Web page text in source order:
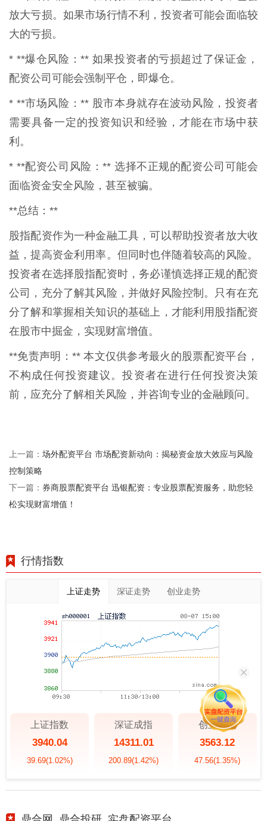
放大亏损。如果市场行情不利，投资者可能会面临较
大的亏损。
* **爆仓风险：** 如果投资者的亏损超过了保证金，
配资公司可能会强制平仓，即爆仓。
* **市场风险：** 股市本身就存在波动风险，投资者
需要具备一定的投资知识和经验，才能在市场中获
利。
* **配资公司风险：** 选择不正规的配资公司可能会
面临资金安全风险，甚至被骗。
**总结：**
股指配资作为一种金融工具，可以帮助投资者放大收
益，提高资金利用率。但同时也伴随着较高的风险。
投资者在选择股指配资时，务必谨慎选择正规的配资
公司，充分了解其风险，并做好风险控制。只有在充
分了解和掌握相关知识的基础上，才能利用股指配资
在股市中掘金，实现财富增值。
**免责声明：** 本文仅供参考最火的股票配资平台，
不构成任何投资建议。投资者在进行任何投资决策
前，应充分了解相关风险，并咨询专业的金融顾问。
上一篇： 场外配资平台 市场配资新动向：揭秘资金放大效应与风险
控制策略
下一篇： 券商股票配资平台 迅银配资：专业股票配资服务，助您轻
松实现财富增值！
行情指数
上证走势 深证走势 创业走势
上证指数
3940.04
39.69(1.02%)
深证成指
14311.01
200.89(1.42%)
创业板指
3563.12
47.56(1.35%)